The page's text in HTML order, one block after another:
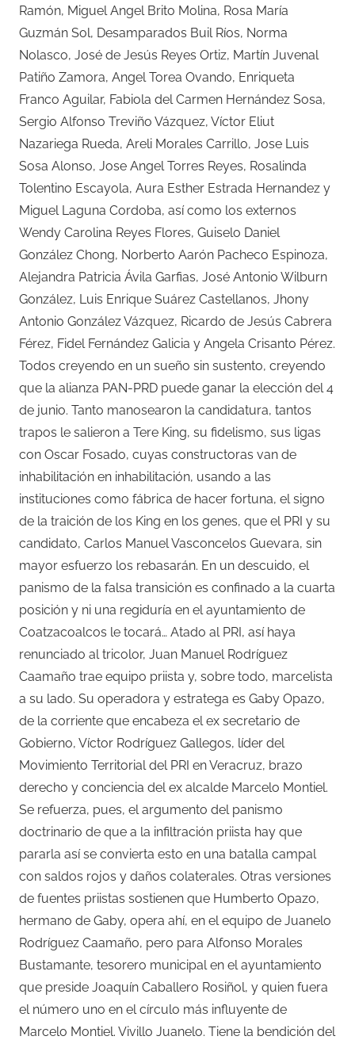
Ramón, Miguel Angel Brito Molina, Rosa María
Guzmán Sol, Desamparados Buil Ríos, Norma
Nolasco, José de Jesús Reyes Ortiz, Martín Juvenal
Patiño Zamora, Angel Torea Ovando, Enriqueta
Franco Aguilar, Fabiola del Carmen Hernández Sosa,
Sergio Alfonso Treviño Vázquez, Víctor Eliut
Nazariega Rueda, Areli Morales Carrillo, Jose Luis
Sosa Alonso, Jose Angel Torres Reyes, Rosalinda
Tolentino Escayola, Aura Esther Estrada Hernandez y
Miguel Laguna Cordoba, así como los externos
Wendy Carolina Reyes Flores, Guiselo Daniel
González Chong, Norberto Aarón Pacheco Espinoza,
Alejandra Patricia Ávila Garfias, José Antonio Wilburn
González, Luis Enrique Suárez Castellanos, Jhony
Antonio González Vázquez, Ricardo de Jesús Cabrera
Férez, Fidel Fernández Galicia y Angela Crisanto Pérez.
Todos creyendo en un sueño sin sustento, creyendo
que la alianza PAN-PRD puede ganar la elección del 4
de junio. Tanto manosearon la candidatura, tantos
trapos le salieron a Tere King, su fidelismo, sus ligas
con Oscar Fosado, cuyas constructoras van de
inhabilitación en inhabilitación, usando a las
instituciones como fábrica de hacer fortuna, el signo
de la traición de los King en los genes, que el PRI y su
candidato, Carlos Manuel Vasconcelos Guevara, sin
mayor esfuerzo los rebasarán. En un descuido, el
panismo de la falsa transición es confinado a la cuarta
posición y ni una regiduría en el ayuntamiento de
Coatzacoalcos le tocará… Atado al PRI, así haya
renunciado al tricolor, Juan Manuel Rodríguez
Caamaño trae equipo priista y, sobre todo, marcelista
a su lado. Su operadora y estratega es Gaby Opazo,
de la corriente que encabeza el ex secretario de
Gobierno, Víctor Rodríguez Gallegos, líder del
Movimiento Territorial del PRI en Veracruz, brazo
derecho y conciencia del ex alcalde Marcelo Montiel.
Se refuerza, pues, el argumento del panismo
doctrinario de que a la infiltración priista hay que
pararla así se convierta esto en una batalla campal
con saldos rojos y daños colaterales. Otras versiones
de fuentes priistas sostienen que Humberto Opazo,
hermano de Gaby, opera ahí, en el equipo de Juanelo
Rodríguez Caamaño, pero para Alfonso Morales
Bustamante, tesorero municipal en el ayuntamiento
que preside Joaquín Caballero Rosiñol, y quien fuera
el número uno en el círculo más influyente de
Marcelo Montiel. Vivillo Juanelo. Tiene la bendición del